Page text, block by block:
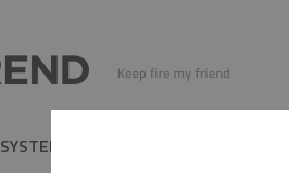
SYSTEMY KOMINOWE